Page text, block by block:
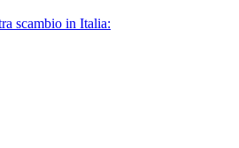
scambio in Italia: